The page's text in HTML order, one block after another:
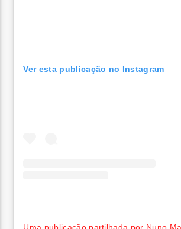
Ver esta publicação no Instagram